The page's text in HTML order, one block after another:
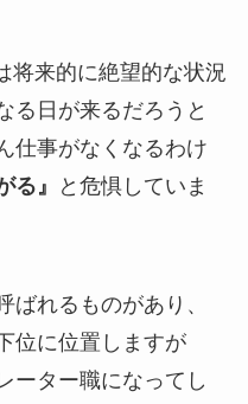
将来的に絶望的な状況
る日が来るだろうと
仕事がなくなるわけ
る』
と危惧していま
ばれるものがあり、
位に位置しますが
ーター職になってし